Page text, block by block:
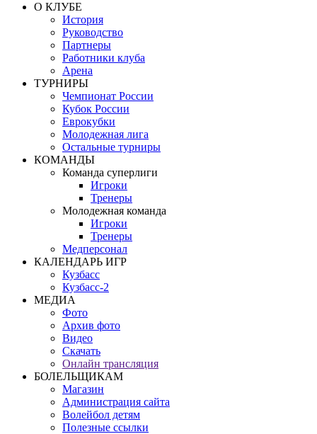
О КЛУБЕ
История
Руководство
Партнеры
Работники клуба
Арена
ТУРНИРЫ
Чемпионат России
Кубок России
Еврокубки
Молодежная лига
Остальные турниры
КОМАНДЫ
Команда суперлиги
Игроки
Тренеры
Молодежная команда
Игроки
Тренеры
Медперсонал
КАЛЕНДАРЬ ИГР
Кузбасс
Кузбасс-2
МЕДИА
Фото
Архив фото
Видео
Скачать
Онлайн трансляция
БОЛЕЛЬЩИКАМ
Магазин
Администрация сайта
Волейбол детям
Полезные ссылки